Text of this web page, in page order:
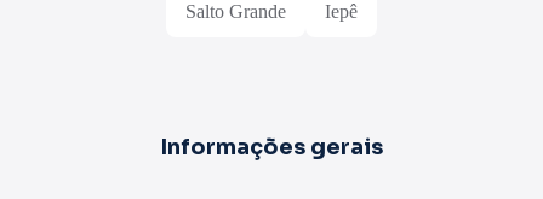
Salto Grande Iepê
Informações gerais